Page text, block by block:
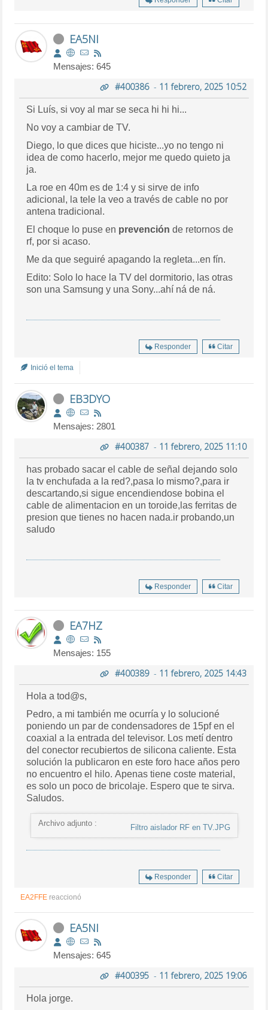
EA5NI
Mensajes: 645
#400386- 11 febrero, 2025 10:52
Si Luís, si voy al mar se seca hi hi hi...
No voy a cambiar de TV.
Diego, lo que dices que hiciste...yo no tengo ni
idea de como hacerlo, mejor me quedo quieto ja
ja.
La roe en 40m es de 1:4 y si sirve de info
adicional, la tele la veo a través de cable no por
antena tradicional.
El choque lo puse en prevención de retornos de
rf, por si acaso.
Me da que seguiré apagando la regleta...en fín.
Edito: Solo lo hace la TV del dormitorio, las otras
son una Samsung y una Sony...ahí ná de ná.
Responder Citar
Inició el tema
EB3DYO
Mensajes: 2801
#400387- 11 febrero, 2025 11:10
has probado sacar el cable de señal dejando solo
la tv enchufada a la red?,pasa lo mismo?,para ir
descartando,si sigue encendiendose bobina el
cable de alimentacion en un toroide,las ferritas de
presion que tienes no hacen nada.ir probando,un
saludo
Responder Citar
EA7HZ
Mensajes: 155
#400389- 11 febrero, 2025 14:43
Hola a tod@s,
Pedro, a mi también me ocurría y lo solucioné
poniendo un par de condensadores de 15pf en el
coaxial a la entrada del televisor. Los metí dentro
del conector recubiertos de silicona caliente. Esta
solución la publicaron en este foro hace años pero
no encuentro el hilo. Apenas tiene coste material,
es solo un poco de bricolaje. Espero que te sirva.
Saludos.
Archivo adjunto : Filtro aislador RF en TV.JPG
Responder Citar
EA2FFE reaccionó
EA5NI
Mensajes: 645
#400395- 11 febrero, 2025 19:06
Hola jorge.